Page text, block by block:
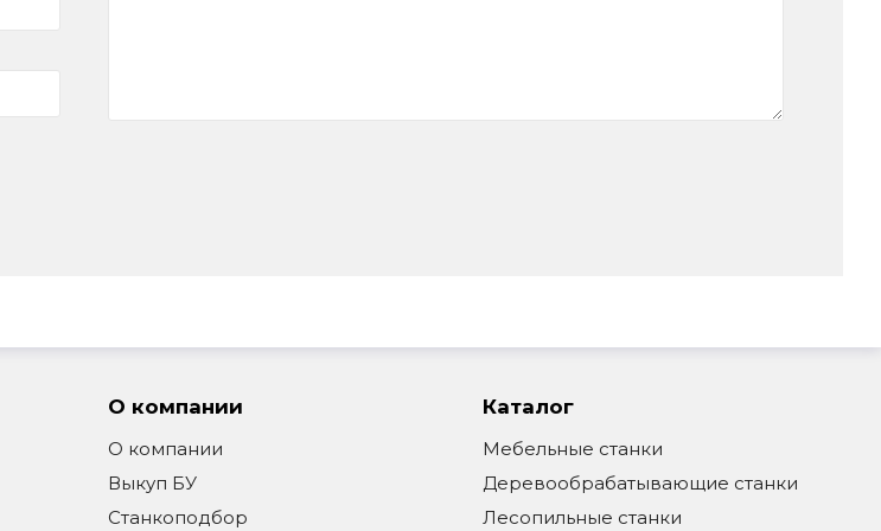
О компании
О компании
Выкуп БУ
Станкоподбор
Каталог
Мебельные станки
Деревообрабатывающие станки
Лесопильные станки